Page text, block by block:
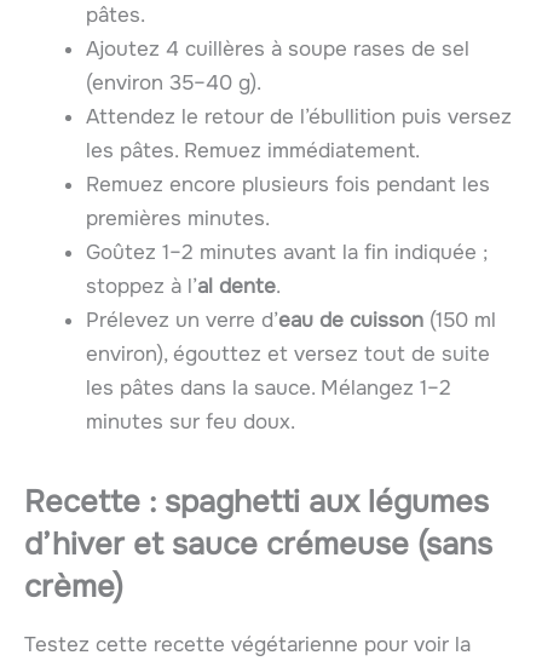
pâtes.
Ajoutez 4 cuillères à soupe rases de sel
(environ 35–40 g).
Attendez le retour de l’ébullition puis versez
les pâtes. Remuez immédiatement.
Remuez encore plusieurs fois pendant les
premières minutes.
Goûtez 1–2 minutes avant la fin indiquée ;
stoppez à l’al dente.
Prélevez un verre d’eau de cuisson (150 ml
environ), égouttez et versez tout de suite
les pâtes dans la sauce. Mélangez 1–2
minutes sur feu doux.
Recette : spaghetti aux légumes
d’hiver et sauce crémeuse (sans
crème)
Testez cette recette végétarienne pour voir la